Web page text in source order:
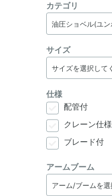
カテゴリ
サイズ
仕様
配管付
クレーン仕様
ブレード付
アームブーム